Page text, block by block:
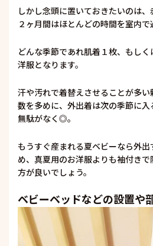
しかし念頭に置いておきたいのは
２ヶ月間はほとんどの時間を室内で
どんな季節であれ肌着１枚、もし
洋服となります。
汗や汚れで着替えさせることが多
数を多めに、外出着は次の季節に
無駄がなく◎。
もうすぐ産まれる夏ベビーなら外
め、真夏用のお洋服よりも袖付き
方が良いでしょう。
ベビーベッドなどの設置や